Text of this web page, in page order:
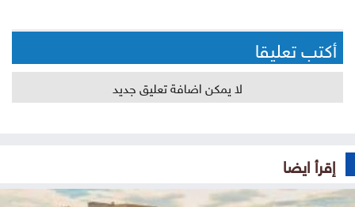
أكتب تعليقا
لا يمكن اضافة تعليق جديد
إقرأ ايضا